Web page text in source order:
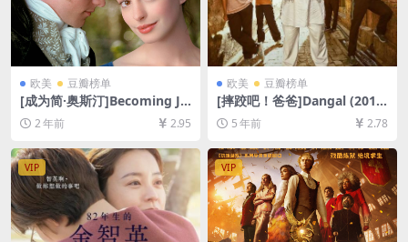
欧美 豆瓣榜单
[成为简·奥斯汀]Becoming Ja
ne (2007)[百度网盘+夸克网盘
1080P超清未删减资源][网盘
在线播放/下载][MP4/7.9GB]
[中英字幕]
2 年前 2.95
欧美 豆瓣榜单
[摔跤吧！爸爸]Dangal (2016)
[百度网盘+迅雷云盘资源1080
P超清][MP4/10GB][中英字
幕]
5 年前 2.78
VIP VIP